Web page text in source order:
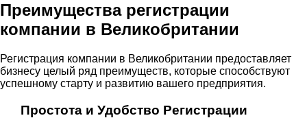
Преимущества регистрации
компании в Великобритании
Регистрация компании в Великобритании предоставляет
бизнесу целый ряд преимуществ, которые способствуют
успешному старту и развитию вашего предприятия.
Простота и Удобство Регистрации